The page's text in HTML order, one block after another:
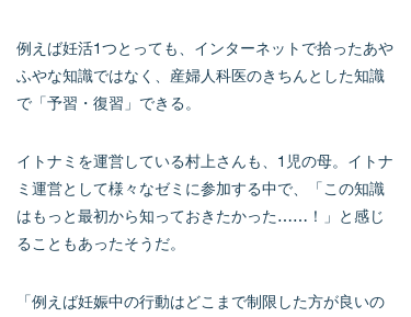
例えば妊活1つとっても、インターネットで拾ったあや
ふやな知識ではなく、産婦人科医のきちんとした知識
で「予習・復習」できる。
イトナミを運営している村上さんも、1児の母。イトナ
ミ運営として様々なゼミに参加する中で、「この知識
はもっと最初から知っておきたかった……！」と感じ
ることもあったそうだ。
「例えば妊娠中の行動はどこまで制限した方が良いの